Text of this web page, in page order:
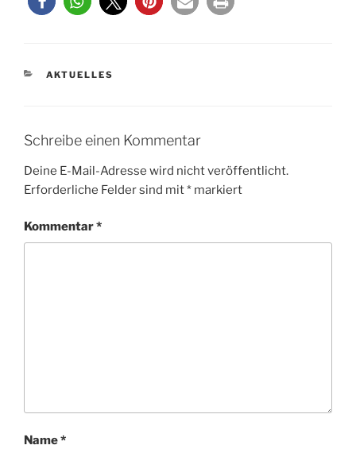
KATEGORIEN
AKTUELLES
Schreibe einen Kommentar
Deine E-Mail-Adresse wird nicht veröffentlicht.
Erforderliche Felder sind mit* markiert
Kommentar*
Name*